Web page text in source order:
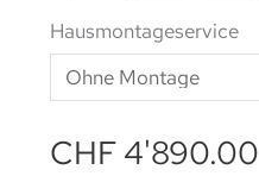
Hausmontageservice
CHF 4'890.00